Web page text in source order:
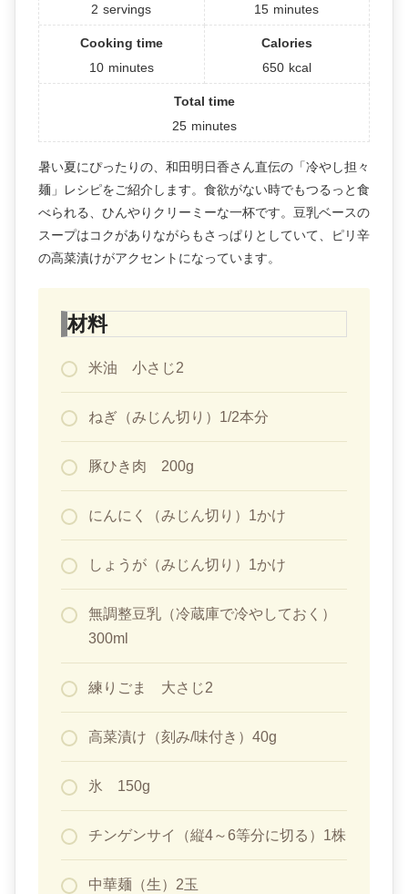
2 servings 15 minutes
Cooking time
10 minutes
Calories
650 kcal
Total time
25 minutes
暑い夏にぴったりの、和田明日香さん直伝の「冷やし担々
麺」レシピをご紹介します。食欲がない時でもつるっと食
べられる、ひんやりクリーミーな一杯です。豆乳ベースの
スープはコクがありながらもさっぱりとしていて、ピリ辛
の高菜漬けがアクセントになっています。
材料
米油 小さじ2
ねぎ（みじん切り）1/2本分
豚ひき肉 200g
にんにく（みじん切り）1かけ
しょうが（みじん切り）1かけ
無調整豆乳（冷蔵庫で冷やしておく）
300ml
練りごま 大さじ2
高菜漬け（刻み/味付き）40g
氷 150g
チンゲンサイ（縦4～6等分に切る）1株
中華麺（生）2玉